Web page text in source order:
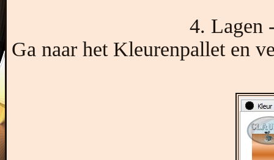
4. Lagen
Ga naar het Kleurenpallet en